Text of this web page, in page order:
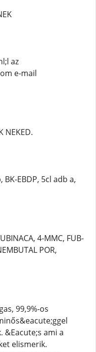
az
e-mail
NEKED.
BK-EBDP, 5cl adb a,
4-MMC, FUB-
POR,
99,9%-os
&Eacute;s ami a
elismerik.